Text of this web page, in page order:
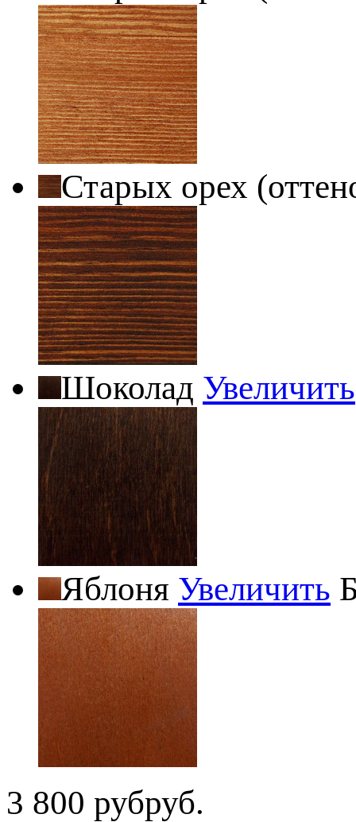
Старых орех
Шоколад Увеличить
Яблоня Увеличить
3 800 рубруб.